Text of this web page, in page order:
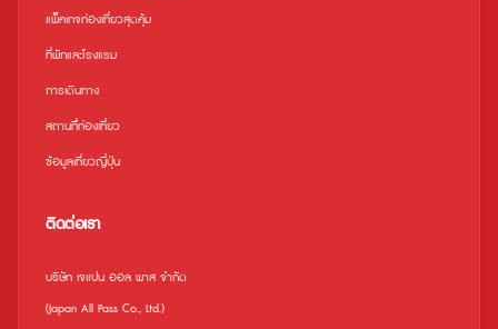
แพ็คเกจท่องเที่ยวสุดคุ้ม
ที่พักและโรงแรม
การเดินทาง
สถานที่ืท่องเที่ยว
ข้อมูลเที่ยวญี่ปุ่น
ติดต่อเรา
บริษัท เจแปน ออล พาส จำกัด
(Japan All Pass Co., Ltd.)